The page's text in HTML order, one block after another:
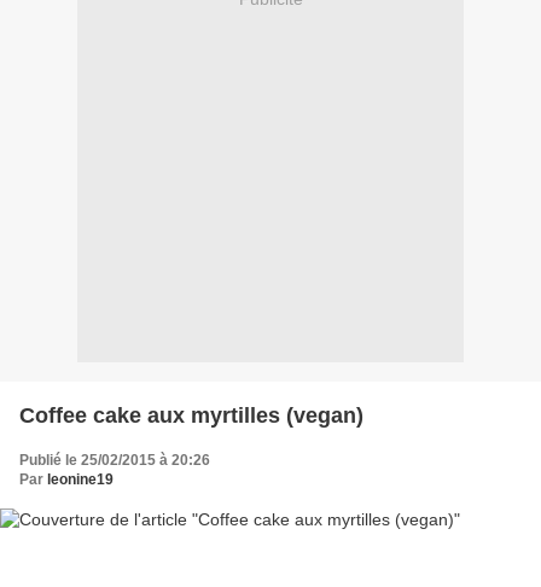
Coffee cake aux myrtilles (vegan)
Publié le 25/02/2015 à 20:26
Par leonine19